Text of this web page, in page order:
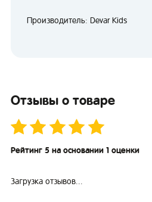
Производитель: Devar Kids
Отзывы о товаре
Рейтинг 5 на основании 1 оценки
Загрузка отзывов...